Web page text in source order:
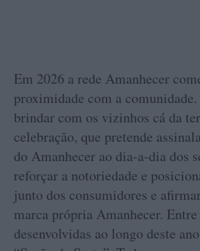
Em 2026 a rede Amanhecer
proximidade com a comunidade.
brindar com os vizinhos cá da
celebração, que pretende
do Amanhecer ao dia-a-dia dos
reforçar a notoriedade e
junto dos consumidores e
marca própria Amanhecer.
desenvolvidas ao longo deste